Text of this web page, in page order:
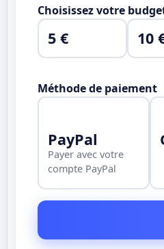
Choisissez votre
5 € 10
Méthode de paiement
PayPal
Payer avec votre
compte PayPal